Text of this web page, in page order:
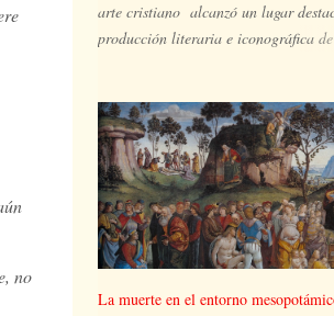
no
arte cristiano alcanzó un lugar
producción literaria e iconográfica de
hermético es el espacio ocupado por
hijo, en un lugar apartado, aislado y
paradisíaco, un vergel en plena
que pueden aparecer también otras
simbólicas de la plenitud de María y
del Antiguo Testamento, tales como
arde pero no se consume, la puerta
visión de Ezequiel, el pozo de agua
La muerte en el entorno